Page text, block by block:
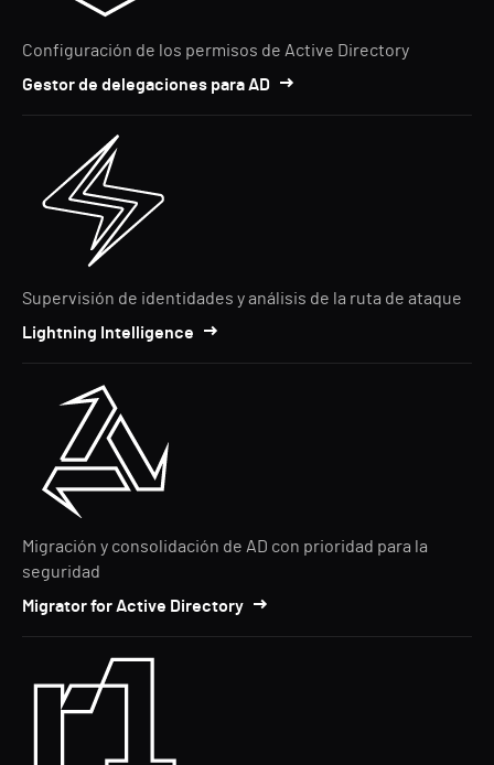
Configuración de los permisos de Active Directory
Gestor de delegaciones para AD
Supervisión de identidades y análisis de la ruta de ataque
Lightning Intelligence
Migración y consolidación de AD con prioridad para la
seguridad
Migrator for Active Directory